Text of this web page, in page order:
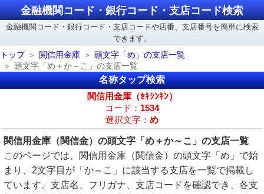
金融機関コード・銀行コード・支店コード検索
金融機関コード・銀行コード・支店コードや店番、支店番号を簡単に検索
できます。
トップ
関信用金庫
頭文字「め」の支店一覧
頭文字「め＋か～こ」の支店一覧
名称タップ検索
関信用金庫（ｾｷｼﾝｷﾝ）
コード： 1534
選択文字： め
関信用金庫（関信金）の頭文字「め＋か～こ」の支店一覧
このページでは、関信用金庫（関信金）の頭文字「め」で始
まり、2文字目が「か～こ」に該当する支店を一覧で掲載し
ています。支店名、フリガナ、支店コードを確認でき、各支